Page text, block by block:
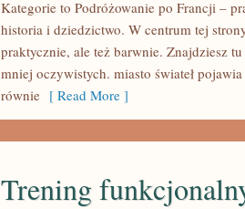
Kategorie to Podróżowanie po Francji –
historia i dziedzictwo. W centrum tej
praktycznie, ale też barwnie. Znajdziesz
mniej oczywistych. miasto świateł
równie [ Read More ]
Trening